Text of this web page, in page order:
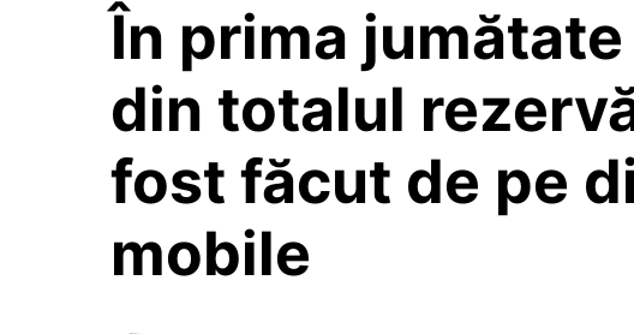
În prima jumătate
din totalul
fost făcut de pe
mobile